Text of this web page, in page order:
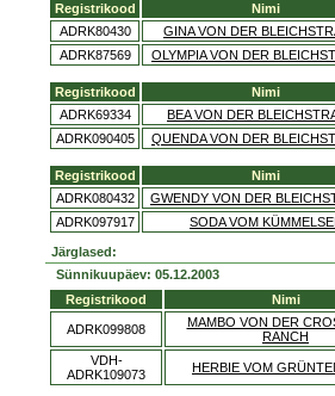
Registrikood Nimi
ADRK80430
GINA VON DER
ADRK87569
OLYMPIA VON DER
Registrikood Nimi
ADRK69334
BEA VON DER
ADRK090405
QUENDA VON DER
Registrikood Nimi
ADRK080432
GWENDY VON DER
ADRK097917
SODA VOM
Järglased:
Sünnikuupäev: 05.12.2003
Registrikood
Nimi
ADRK099808
MAMBO VON DER
RANCH
VDH-
ADRK109073
HERBIE VOM